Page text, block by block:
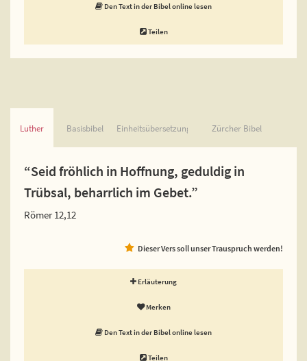
Den Text in der Bibel online lesen
Teilen
Luther Basisbibel Einheitsübersetzung Zürcher Bibel
“Seid fröhlich in Hoffnung, geduldig in
Trübsal, beharrlich im Gebet.”
Römer 12,12
Dieser Vers soll unser Trauspruch werden!
Erläuterung
Merken
Den Text in der Bibel online lesen
Teilen